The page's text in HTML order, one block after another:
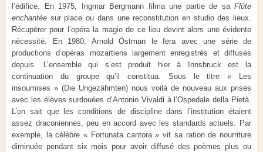
l’édifice. En 1975, Ingmar Bergmann filma une partie de sa Flûte
enchantée sur place ou dans une reconstitution en studio des lieux.
Récupérer pour l’opéra la magie de ce lieu devint alors une évidente
nécessité. En 1980, Arnold Östman le fera avec une série de
productions d’opéras mozartiens largement enregistrés et diffusés
depuis. L’ensemble qui s’est produit hier à Innsbruck est la
continuation du groupe qu’il constitua. Sous le titre « Les
insoumises » (Die Ungezähmten) nous voilà de nouveau aux prises
avec les élèves surdouées d’Antonio Vivaldi à l’Ospedale della Pietà.
L’on sait que les conditions de discipline dans l’institution étaient
assez draconiennes, peu en accord avec les standards actuels. Par
exemple, la célèbre « Fortunata cantora » vit sa ration de nourriture
diminuée pendant six mois pour avoir diffusé des poèmes plus ou